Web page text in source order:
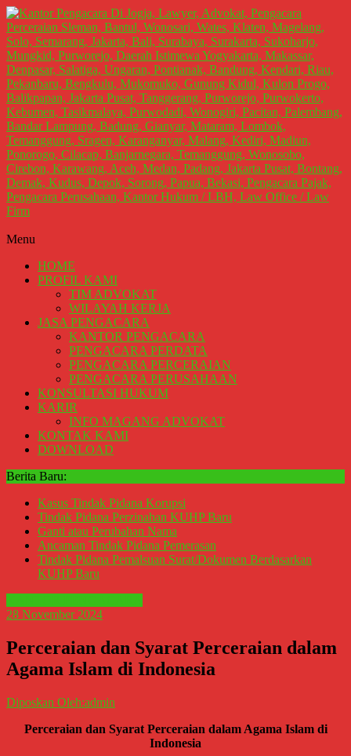
Lompat
ke
konten
Kantor
Pengacara
Lawyer,
Advokat,
Pengacara
Perceraian
Sleman,
Bantul,
Wonosari,
Wates,
Klaten,
Solo,
Semarang,
Jakarta,
Bali,
Surabaya,
Surakarta,
Mungkid,
Purworejo,
Daerah
Istimewa
Yogyakarta,
Denpasar,
Salatiga,
Menu
HOME
PROFIL KAMI
TIM ADVOKAT
WILAYAH KERJA
JASA PENGACARA
KANTOR PENGACARA
PENGACARA PERDATA
PENGACARA PERCERAIAN
PENGACARA PERUSAHAAN
KONSULTASI HUKUM
KARIR
INFO MAGANG ADVOKAT
KONTAK KAMI
DOWNLOAD
Berita Baru:
Kasus Tindak Pidana Korupsi
Tindak Pidana Perzinahan KUHP Baru
Ganti atau Perubahan Nama
Ancaman Tindak Pidana Pemerasan
Tindak Pidana Pemalsuan Surat/Dokumen Berdasarkan
KUHP Baru
28 November 2024
Perceraian dan Syarat Perceraian dalam
Agama Islam di Indonesia
Diposkan Oleh:admin
Perceraian dan Syarat Perceraian dalam Agama Islam di
Indonesia